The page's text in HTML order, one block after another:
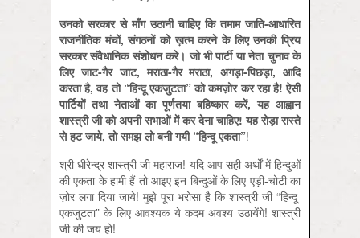
उनकोसरकारसेमाँगउठानीचाहिएकितमामजाति-आधारित
राजनीतिकमंचों,संगठनोंकोख़त्मकरनेकेलिएउनकीप्रिय
सरकारसंवैधानिकसंशोधनकरे।जोभीपार्टीयानेताचुनावके
लिएजाट-गैरजाट,मराठा-गैरमराठा,अगड़ा-पिछड़ा,आदि
करताहै,वहतो “हिन्दूएकजुटता”कोकमज़ोरकररहाहै!ऐसी
पार्टियोंतथानेताओंकापूर्णतयाबहिष्कारकरें,यह आह्वान
शास्त्रीजीकोअपनीसभाओंमेंकरदेनाचाहिए!यहरोड़ारास्ते
सेहटजाये,तोसमझलोबनीगयी “हिन्दूएकता”!
श्री धीरेन्द्र शास्त्री जी महाराज! यदि आप सही अर्थों में हिन्दुओं
की एकता के हामी हैं तो आइए इन बिन्दुओं के लिए एड़ी-चोटी का
ज़ोर लगा दिया जाये! मुझे पूरा भरोसा है कि शास्त्री जी “हिन्दू
एकजुटता” के लिए आवश्यक ये कदम अवश्य उठायेंगे! शास्त्री
जी की जय हो!